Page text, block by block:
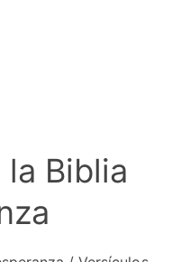
Biblia